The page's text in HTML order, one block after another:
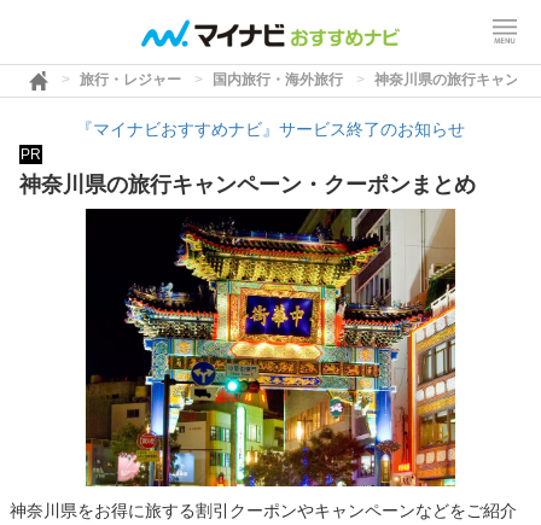
旅行・レジャー 国内旅行・海外旅行 神奈川県の旅行キャンペ
『マイナビおすすめナビ』サービス終了のお知らせ
PR
神奈川県の旅行キャンペーン・クーポンまとめ
神奈川県をお得に旅する割引クーポンやキャンペーンなどをご紹介